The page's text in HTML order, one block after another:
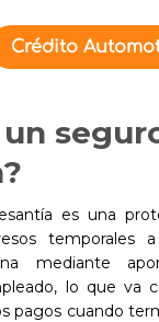
Crédito
un
es una
temporales
mediante
lo que va
pagos cuando